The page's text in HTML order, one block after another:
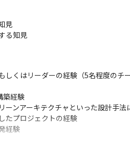
ードエンジニアとして関わる経験が得
外での喜びや感謝を直接実感できます
改善を続けていくことができる組織作
用の経験を積めます
きな達成感と成長を感じられます
見
る知見
しくはリーダーの経験（5名程度のチー
築経験
ーンアーキテクチャといった設計手
たプロジェクトの経験
経験